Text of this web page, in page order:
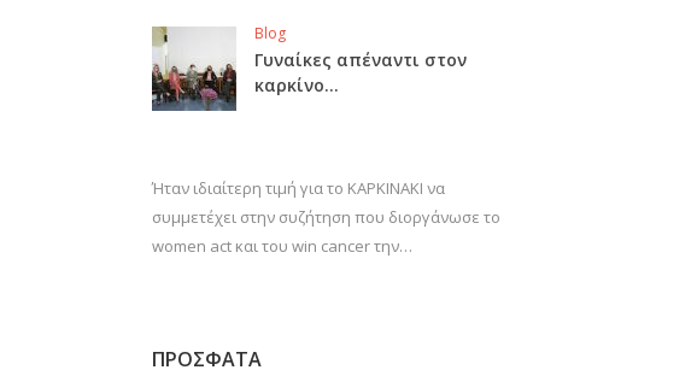
Blog
Γυναίκες απέναντι στον
καρκίνο…
Ήταν ιδιαίτερη τιμή για το ΚΑΡΚΙΝΑΚΙ να
συμμετέχει στην συζήτηση που διοργάνωσε το
women act και του win cancer την…
ΠΡΟΣΦΑΤΑ